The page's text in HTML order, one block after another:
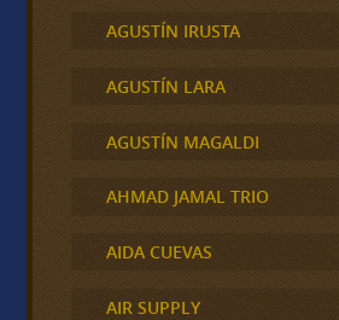
AGUSTÍN IRUSTA
AGUSTÍN LARA
AGUSTÍN MAGALDI
AHMAD JAMAL TRIO
AIDA CUEVAS
AIR SUPPLY